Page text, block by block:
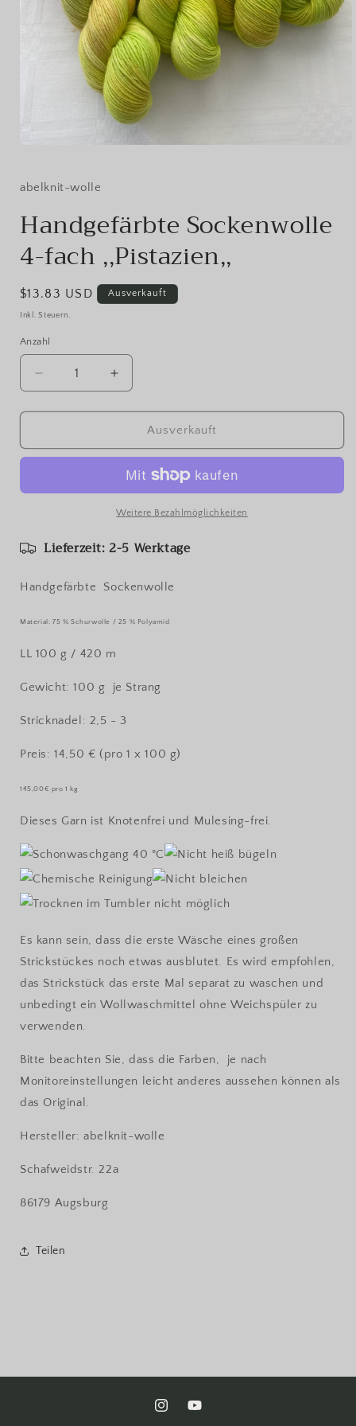
Modal
abelknit-wolle
Handgefärbte Sockenwolle
4-fach ,,Pistazien,,
Normaler
Preis
$13.83 USD Ausverkauft
Inkl. Steuern.
Anzahl
Verringere
die
Menge
Handgefärbte
fach
Erhöhe
die
Menge
Handgefärbte
Sockenwolle
fach
,,Pistazien,,
Ausverkauft
Weitere Bezahlmöglichkeiten
Lieferzeit: 2-5 Werktage
Handgefärbte Sockenwolle
Material: 75 % Schurwolle / 25 % Polyamid
LL 100 g / 420 m
Gewicht: 100 g je Strang
Stricknadel: 2,5 - 3
Preis: 14,50 € (pro 1 x 100 g)
145,00€ pro 1 kg
Dieses Garn ist Knotenfrei und Mulesing-frei.
Es kann sein, dass die erste Wäsche eines großen
Strickstückes noch etwas ausblutet. Es wird empfohlen,
das Strickstück das erste Mal separat zu waschen und
unbedingt ein Wollwaschmittel ohne Weichspüler zu
verwenden.
Bitte beachten Sie, dass die Farben, je nach
Monitoreinstellungen leicht anderes aussehen können als
das Original.
Hersteller: abelknit-wolle
Schafweidstr. 22a
86179 Augsburg
Teilen
InstagramYouTube